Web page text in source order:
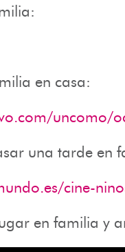
en casa:
uncomo/
una tarde en
cine-
en familia y